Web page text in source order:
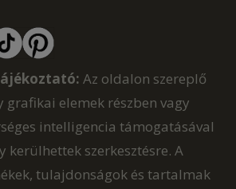
Az oldalon szereplő
grafikai elemek részben vagy
intelligencia támogatásával
kerülhettek szerkesztésre. A
tulajdonságok és tartalmak